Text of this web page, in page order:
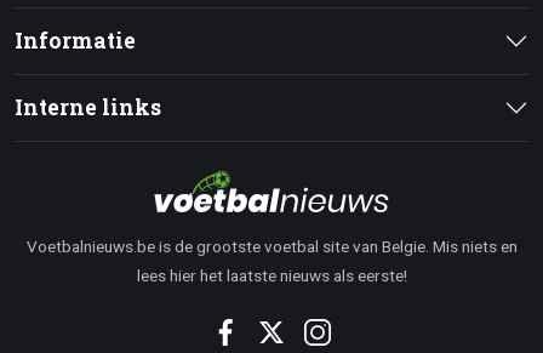
Informatie
Interne links
Voetbalnieuws.be is de grootste voetbal site van Belgie. Mis niets en
lees hier het laatste nieuws als eerste!